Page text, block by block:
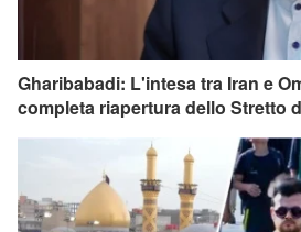
Gharibabadi: L'intesa tra Iran e
completa riapertura dello Stretto